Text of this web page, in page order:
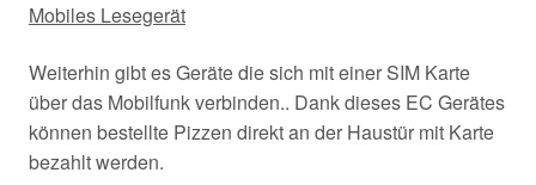
Mobiles Lesegerät
Weiterhin gibt es Geräte die sich mit einer SIM Karte
über das Mobilfunk verbinden.. Dank dieses EC Gerätes
können bestellte Pizzen direkt an der Haustür mit Karte
bezahlt werden.